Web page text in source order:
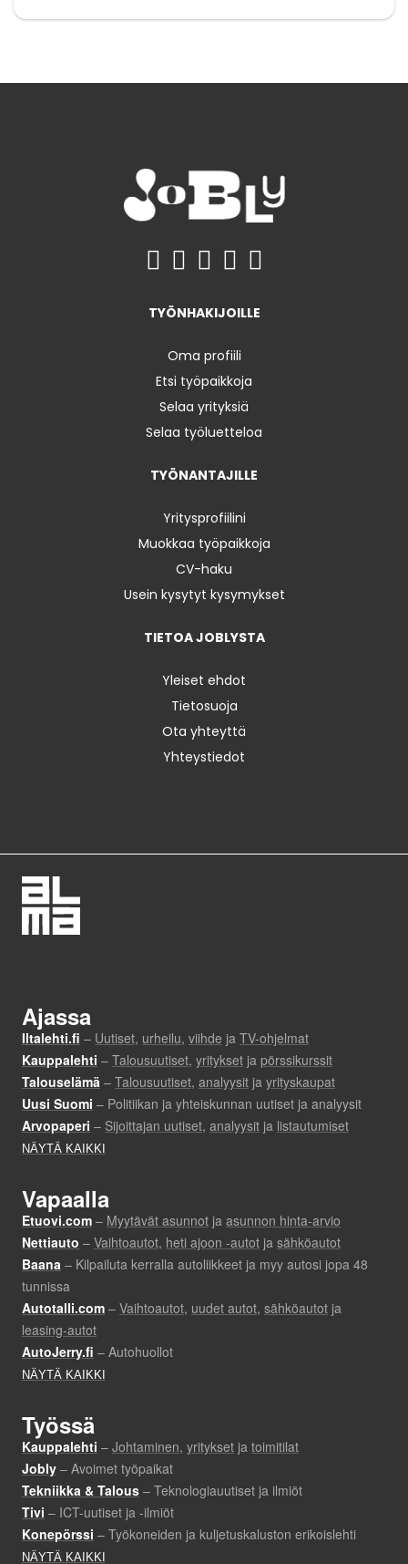
TYÖNHAKIJOILLE
Oma profiili
Etsi työpaikkoja
Selaa yrityksiä
Selaa työluetteloa
TYÖNANTAJILLE
Yritysprofiilini
Muokkaa työpaikkoja
CV-haku
Usein kysytyt kysymykset
TIETOA JOBLYSTA
Yleiset ehdot
Tietosuoja
Ota yhteyttä
Yhteystiedot